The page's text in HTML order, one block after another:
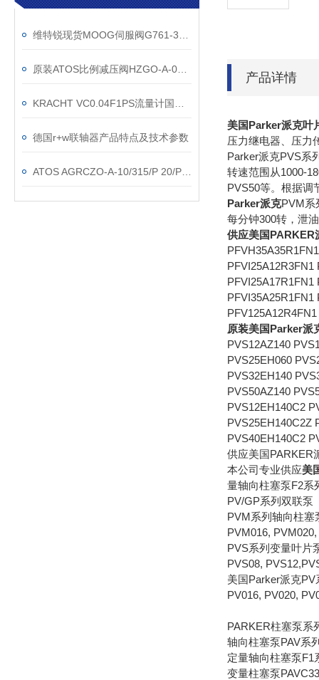
德国r+w联轴器产品特点及技术参数
产品详情
美国Parker派克叶
压力继电器、压力
Parker派克PVS系
转速范围从1000-
PVS50等。根据调
Parker派克PVM系
每分钟300转，泄
供应美国PARKER
PFVI25A12R3FN1
PFVI25A17R1FN1
PFVI35A25R1FN1
原装美国Parker派
PVS12AZ140
PVS25EH060
PVS32EH140
PVS50AZ140
PVS12EH140C2
PVS25EH140C2Z
PVS40EH140C2
供应美国PARKER
本公司专业供应美
量轴向柱塞泵F2系
PV/GP系列双联泵
PVM系列轴向柱塞
PVM016,
PVS系列变量叶片
PVS08,
美国Parker派克
PV016, PV020,
PARKER柱塞泵系
轴向柱塞泵PAV系
定量轴向柱塞泵F1
变量柱塞泵